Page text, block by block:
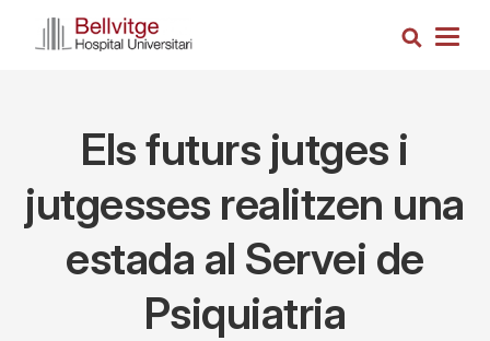
Cerca
Els futurs jutges i
jutgesses realitzen una
estada al Servei de
Psiquiatria